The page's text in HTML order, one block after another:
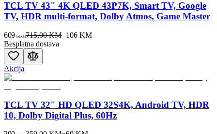
TCL TV 43" 4K QLED 43P7K, Smart TV, Google
TV, HDR multi-format, Dolby Atmos, Game Master
609 00KM715,00 KM−106 KM
Besplatna dostava
Akcija
TCL TV 32" HD QLED 32S4K, Android TV, HDR
10, Dolby Digital Plus, 60Hz